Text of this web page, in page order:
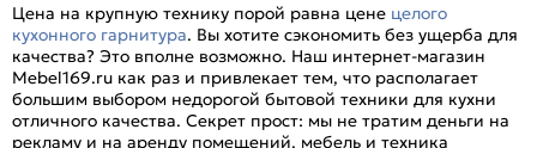
Цена на крупную технику порой равна цене целого
кухонного гарнитура. Вы хотите сэкономить без ущерба для
качества? Это вполне возможно. Наш интернет-магазин
Mebel169.ru как раз и привлекает тем, что располагает
большим выбором недорогой бытовой техники для кухни
отличного качества. Секрет прост: мы не тратим деньги на
рекламу и на аренду помещений, мебель и техника